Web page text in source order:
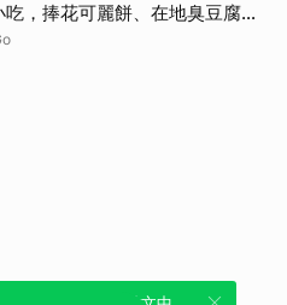
，捧花可麗餅、在地臭豆腐、
收